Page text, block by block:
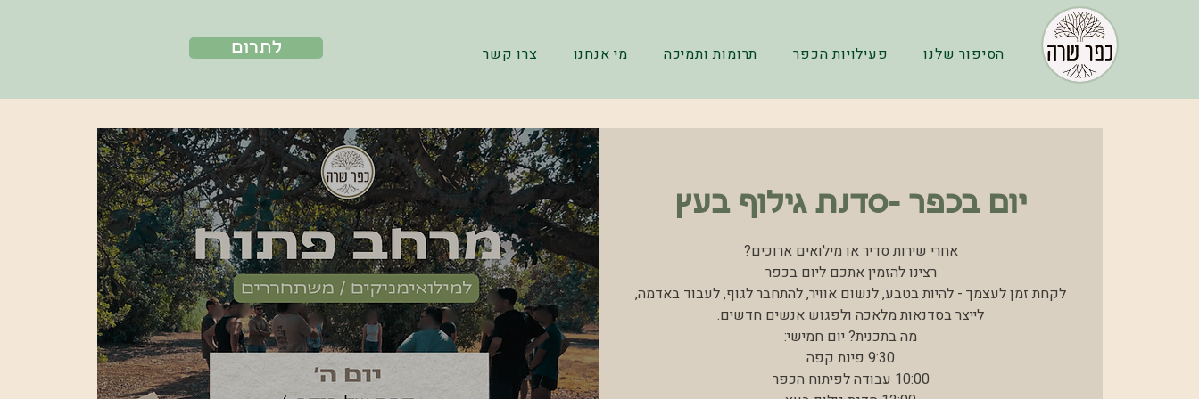
לתרום הסיפור שלנו פעילויות הכפר תרומות ותמיכה מי אנחנו צרו קשר
יום בכפר -סדנת גילוף בעץ
לקחת זמן לעצמך - להיות בטבע, לנשום אוויר, להתחבר לגוף, לעבוד באדמה,
לייצר בסדנאות מלאכה ולפגוש אנשים חדשים.
מה בתכנית? יום חמישי:
9:30 פינת קפה